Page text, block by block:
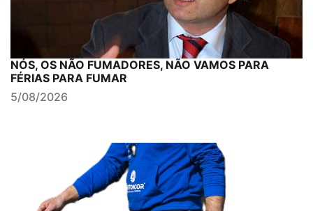
NÓS, OS NÃO FUMADORES, NÃO VAMOS PARA
FÉRIAS PARA FUMAR
5/08/2026